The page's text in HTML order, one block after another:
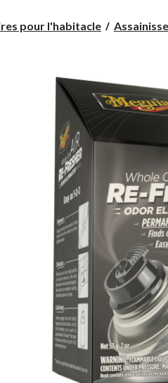
pour l'habitacle